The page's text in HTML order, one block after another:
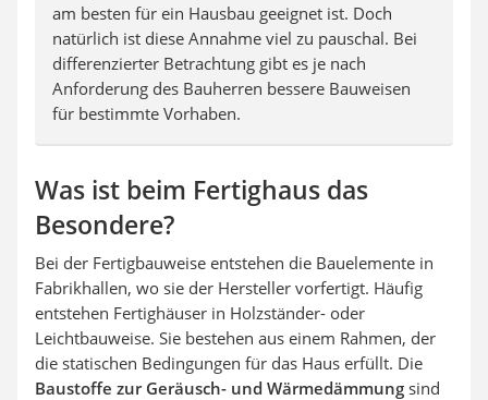
am besten für ein Hausbau geeignet ist. Doch
natürlich ist diese Annahme viel zu pauschal. Bei
differenzierter Betrachtung gibt es je nach
Anforderung des Bauherren bessere Bauweisen
für bestimmte Vorhaben.
Was ist beim Fertighaus das
Besondere?
Bei der Fertigbauweise entstehen die Bauelemente in
Fabrikhallen, wo sie der Hersteller vorfertigt. Häufig
entstehen Fertighäuser in Holzständer- oder
Leichtbauweise. Sie bestehen aus einem Rahmen, der
die statischen Bedingungen für das Haus erfüllt. Die
Baustoffe zur Geräusch- und Wärmedämmung sind